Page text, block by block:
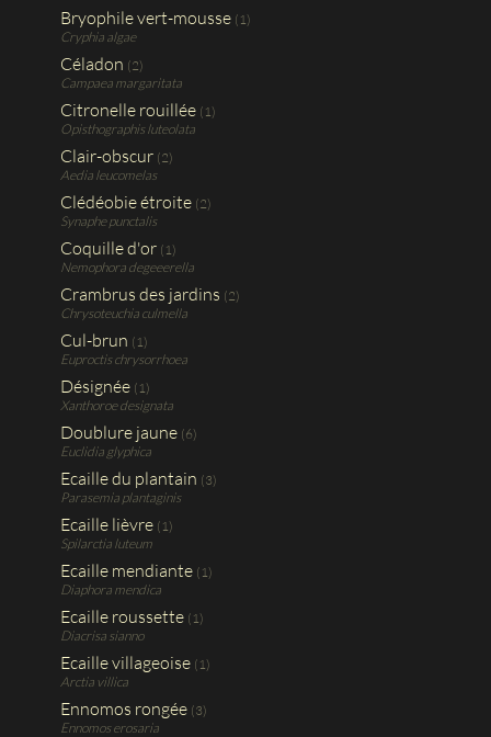
Bryophile vert-mousse (1)
Cryphia algae
Céladon (2)
Campaea margaritata
Citronelle rouillée (1)
Opisthographis luteolata
Clair-obscur (2)
Aedia leucomelas
Clédéobie étroite (2)
Synaphe punctalis
Coquille d'or (1)
Nemophora degeeerella
Crambrus des jardins (2)
Chrysoteuchia culmella
Cul-brun (1)
Euproctis chrysorrhoea
Désignée (1)
Xanthoroe designata
Doublure jaune (6)
Euclidia glyphica
Ecaille du plantain (3)
Parasemia plantaginis
Ecaille lièvre (1)
Spilarctia luteum
Ecaille mendiante (1)
Diaphora mendica
Ecaille roussette (1)
Diacrisa sianno
Ecaille villageoise (1)
Arctia villica
Ennomos rongée (3)
Ennomos erosaria